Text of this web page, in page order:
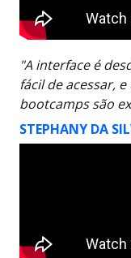
"A interface é
fácil de acessar,
bootcamps são
STEPHANY DA